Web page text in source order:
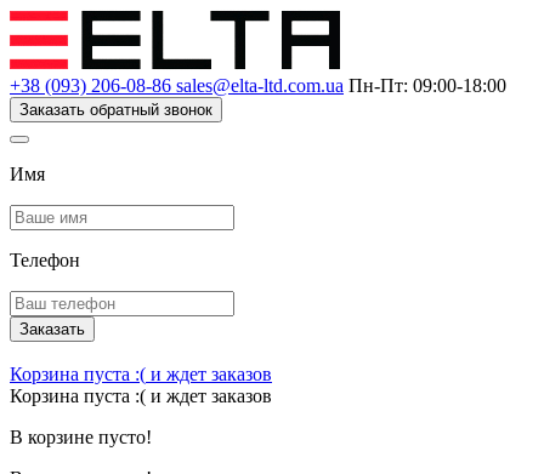
+38 (093) 206-08-86 sales@elta-ltd.com.ua Пн-Пт: 09:00-18:00
Заказать обратный звонок
Имя
Телефон
Заказать
Корзина пуста :( и ждет заказов
Корзина пуста :( и ждет заказов
В корзине пусто!